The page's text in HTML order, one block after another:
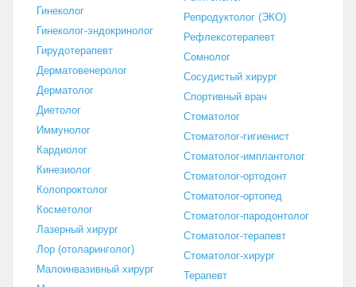
Гинеколог
Гинеколог-эндокринолог
Гирудотерапевт
Дерматовенеролог
Дерматолог
Диетолог
Иммунолог
Кардиолог
Кинезиолог
Колопроктолог
Косметолог
Лазерный хирург
Лор (отоларинголог)
Малоинвазивный хирург
Репродуктолог (ЭКО)
Рефлексотерапевт
Сомнолог
Сосудистый хирург
Спортивный врач
Стоматолог
Стоматолог-гигиенист
Стоматолог-имплантолог
Стоматолог-ортодонт
Стоматолог-ортопед
Стоматолог-пародонтолог
Стоматолог-терапевт
Стоматолог-хирург
Терапевт